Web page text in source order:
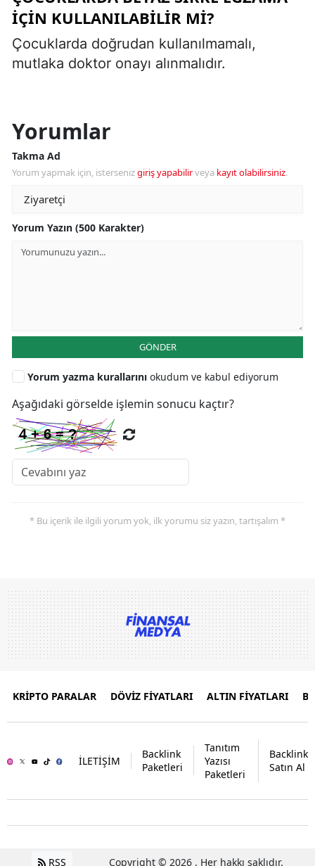
IÇIN KULLANILABILIR MI?
Çocuklarda doğrudan kullanılmamalı,
mutlaka doktor onayı alınmalıdır.
Yorumlar
Takma Ad
Yorum yapmak için, istersenizgiriş yapabilirveya kayıt olabilirsiniz.
Yorum Yazın (500 Karakter)
GÖNDER
Yorum yazma kurallarını okudum ve kabul ediyorum
Aşağıdaki görselde işlemin sonucu kaçtır?
* Bu içerik ile ilgili yorum yok, ilk yorumu siz yazın, tartışalım *
KRİPTO PARALAR DÖVİZ FİYATLARI ALTIN FİYATLARI
İLETİŞİM
Backlink
Paketleri
Tanıtım
Yazısı
Paketleri
Backlink
Satın Al
RSS Copyright © 2026 . Her hakkı saklıdır.